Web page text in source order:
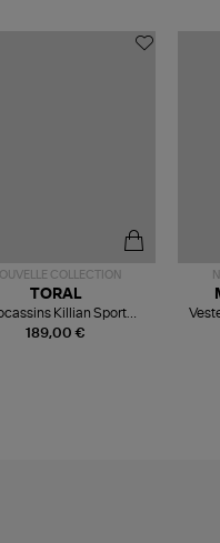
COLLECTION
189,00 €
TORAL
Killian Sport
Mousse